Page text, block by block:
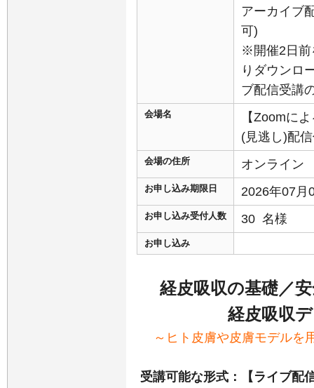
アーカイブ
可)
※開催2日前
りダウンロ
ブ配信受講
会場名
【Zoomに
(見逃し)配
会場の住所 オンライン
お申し込み期限日 2026年07月
お申し込み受付人数 30 名様
お申し込み
経皮吸収の基礎／
経皮吸収
～ヒト皮膚や皮膚モデルを
受講可能な形式：【ライブ配